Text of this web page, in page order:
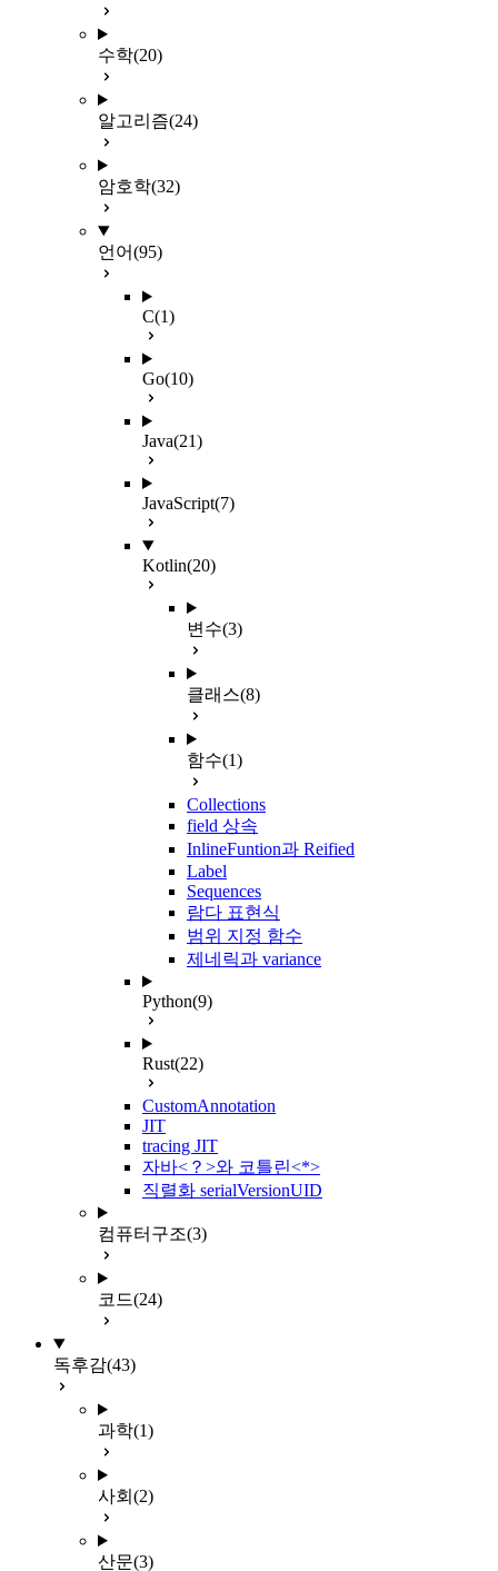
수학(20)
알고리즘(24)
암호학(32)
언어(95)
C(1)
Go(10)
Java(21)
JavaScript(7)
Kotlin(20)
변수(3)
클래스(8)
함수(1)
Collections
field 상속
InlineFuntion과 Reified
Label
Sequences
람다 표현식
범위 지정 함수
제네릭과 variance
Python(9)
Rust(22)
CustomAnnotation
JIT
tracing JIT
자바<？>와 코틀린<*>
직렬화 serialVersionUID
컴퓨터구조(3)
코드(24)
독후감(43)
과학(1)
사회 (2)
산문(3)